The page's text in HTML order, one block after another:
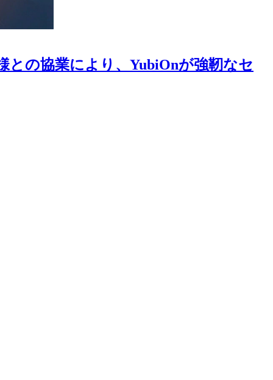
との協業により、YubiOnが強靭なセ